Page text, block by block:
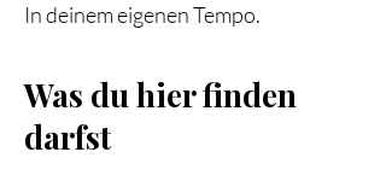
In deinem eigenen Tempo.
Was du hier finden
darfst